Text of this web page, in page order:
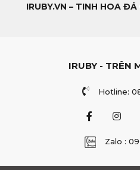
IRUBY.VN – TINH HOA
IRUBY - TRÊN
Hotline:
Zalo :